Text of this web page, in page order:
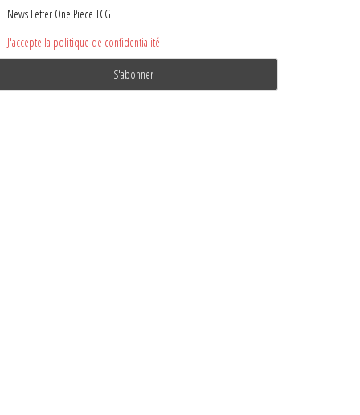
News Letter One Piece TCG
J'accepte la politique de confidentialité